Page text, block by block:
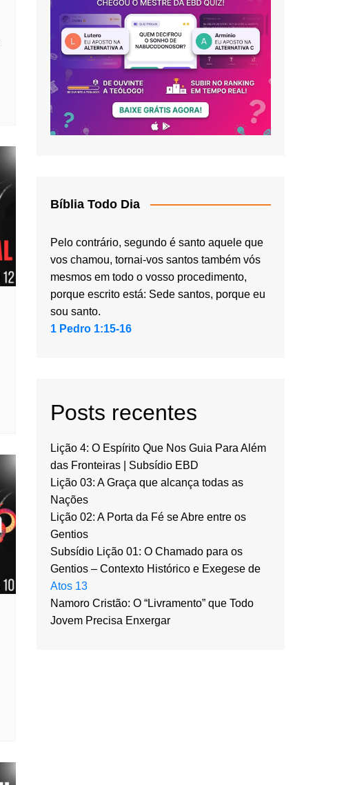
Bíblia Todo Dia
Pelo contrário, segundo é santo aquele que
vos chamou, tornai-vos santos também vós
mesmos em todo o vosso procedimento,
porque escrito está: Sede santos, porque eu
sou santo.
1 Pedro 1:15-16
Posts recentes
Lição 4: O Espírito Que Nos Guia Para Além
das Fronteiras | Subsídio EBD
Lição 03: A Graça que alcança todas as
Nações
Lição 02: A Porta da Fé se Abre entre os
Gentios
Subsídio Lição 01: O Chamado para os
Gentios – Contexto Histórico e Exegese de
Atos 13
Namoro Cristão: O “Livramento” que Todo
Jovem Precisa Enxergar